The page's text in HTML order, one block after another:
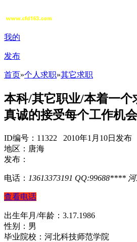
我的
发布
首页»个人求职»其它求职
本科/其它职业/本着一个
真诚的接受每个工作机会
ID编号：11322 2010年1月10日发布
地区：唐海
发布：
电话： 13613373191 QQ:99688****
查看电话
出生年月/年龄：3.17.1986
性别：男
毕业院校：河北科技师范学院